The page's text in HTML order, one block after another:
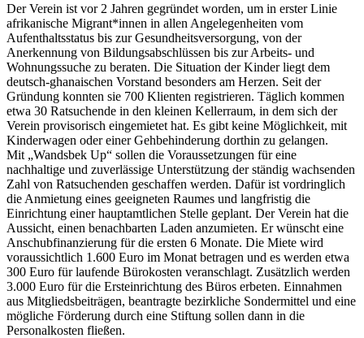
Der Verein ist vor 2 Jahren gegründet worden, um in erster Linie
afrikanische Migrant*innen in allen Angelegenheiten vom
Aufenthaltsstatus bis zur Gesundheitsversorgung, von der
Anerkennung von Bildungsabschlüssen bis zur Arbeits- und
Wohnungssuche zu beraten. Die Situation der Kinder liegt dem
deutsch-ghanaischen Vorstand besonders am Herzen. Seit der
Gründung konnten sie 700 Klienten registrieren. Täglich kommen
etwa 30 Ratsuchende in den kleinen Kellerraum, in dem sich der
Verein provisorisch eingemietet hat. Es gibt keine Möglichkeit, mit
Kinderwagen oder einer Gehbehinderung dorthin zu gelangen.
Mit „Wandsbek Up“ sollen die Voraussetzungen für eine
nachhaltige und zuverlässige Unterstützung der ständig wachsenden
Zahl von Ratsuchenden geschaffen werden. Dafür ist vordringlich
die Anmietung eines geeigneten Raumes und langfristig die
Einrichtung einer hauptamtlichen Stelle geplant. Der Verein hat die
Aussicht, einen benachbarten Laden anzumieten. Er wünscht eine
Anschubfinanzierung für die ersten 6 Monate. Die Miete wird
voraussichtlich 1.600 Euro im Monat betragen und es werden etwa
300 Euro für laufende Bürokosten veranschlagt. Zusätzlich werden
3.000 Euro für die Ersteinrichtung des Büros erbeten. Einnahmen
aus Mitgliedsbeiträgen, beantragte bezirkliche Sondermittel und eine
mögliche Förderung durch eine Stiftung sollen dann in die
Personalkosten fließen.